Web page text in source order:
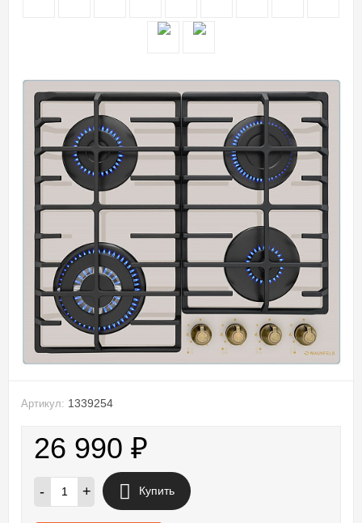
Артикул: 1339254
26 990 ₽
- + Купить